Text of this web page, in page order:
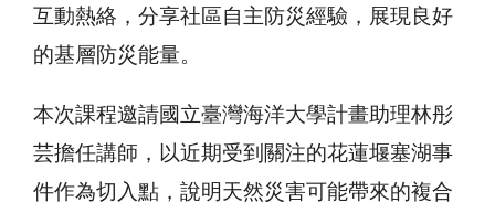
互動熱絡，分享社區自主防災經驗，展現良好
的基層防災能量。
本次課程邀請國立臺灣海洋大學計畫助理林彤
芸擔任講師，以近期受到關注的花蓮堰塞湖事
件作為切入點，說明天然災害可能帶來的複合